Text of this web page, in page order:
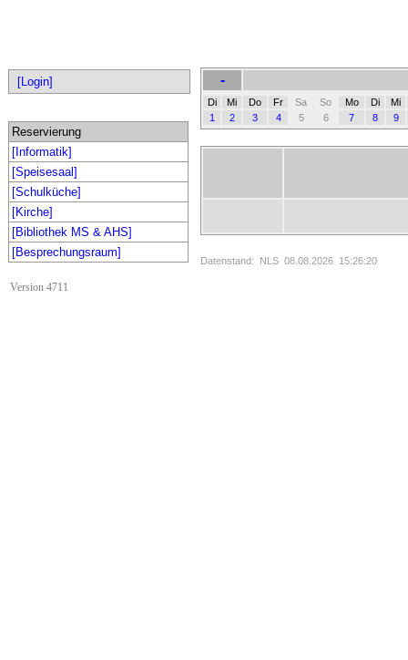
[Login]
Reservierung
[Informatik]
[Speisesaal]
[Schulküche]
[Kirche]
[Bibliothek MS & AHS]
[Besprechungsraum]
Version 4711
-
Di Mi Do Fr Sa So Mo Di
Mi
1
2 3 4 5 6 7 8 9
Datenstand: NLS 08.08.2026 15:26:20